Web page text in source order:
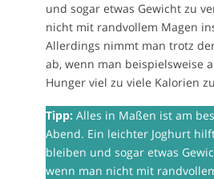
und sogar etwas Gewicht zu
nicht mit randvollem Magen
Allerdings nimmt man trotz
ab, wenn man beispielsweise
Hunger viel zu viele Kalorien
Tipp: Alles in Maßen ist am
Abend. Ein leichter Joghurt
bleiben und sogar etwas
wenn man nicht mit